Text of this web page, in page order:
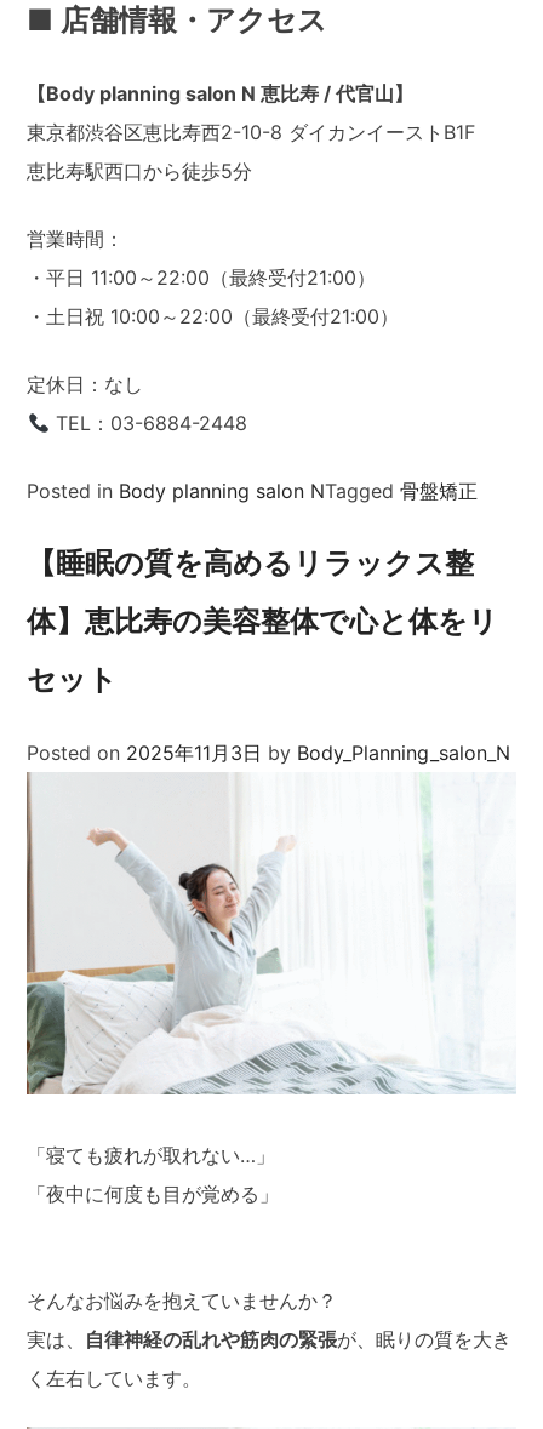
■ 店舗情報・アクセス
【Body planning salon N 恵比寿 / 代官山】
東京都渋谷区恵比寿西2-10-8 ダイカンイーストB1F
恵比寿駅西口から徒歩5分
営業時間：
・平日 11:00～22:00（最終受付21:00）
・土日祝 10:00～22:00（最終受付21:00）
定休日：なし
TEL：03-6884-2448
Posted in Body planning salon NTagged骨盤矯正
【睡眠の質を高めるリラックス整
体】恵比寿の美容整体で心と体をリ
セット
Posted on 2025年11月3日 by Body_Planning_salon_N
「寝ても疲れが取れない…」
「夜中に何度も目が覚める」
そんなお悩みを抱えていませんか？
実は、 自律神経の乱れや筋肉の緊張が、眠りの質を大き
く左右しています。